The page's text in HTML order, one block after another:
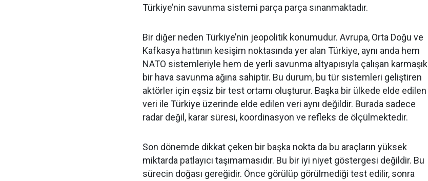
Türkiye’nin savunma sistemi parça parça sınanmaktadır.
Bir diğer neden Türkiye’nin jeopolitik konumudur. Avrupa, Orta Doğu ve
Kafkasya hattının kesişim noktasında yer alan Türkiye, aynı anda hem
NATO sistemleriyle hem de yerli savunma altyapısıyla çalışan karmaşık
bir hava savunma ağına sahiptir. Bu durum, bu tür sistemleri geliştiren
aktörler için eşsiz bir test ortamı oluşturur. Başka bir ülkede elde edilen
veri ile Türkiye üzerinde elde edilen veri aynı değildir. Burada sadece
radar değil, karar süresi, koordinasyon ve refleks de ölçülmektedir.
Son dönemde dikkat çeken bir başka nokta da bu araçların yüksek
miktarda patlayıcı taşımamasıdır. Bu bir iyi niyet göstergesi değildir. Bu
sürecin doğası gereğidir. Önce görülüp görülmediği test edilir, sonra